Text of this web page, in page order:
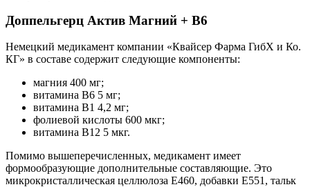
Доппельгерц Актив Магний + В6
Немецкий медикамент компании «Квайсер Фарма ГибХ и Ко.
КГ» в составе содержит следующие компоненты:
магния 400 мг;
витамина В6 5 мг;
витамина В1 4,2 мг;
фолиевой кислоты 600 мкг;
витамина В12 5 мкг.
Помимо вышеперечисленных, медикамент имеет
формообразующие дополнительные составляющие. Это
микрокристаллическая целлюлоза Е460, добавки Е551, тальк